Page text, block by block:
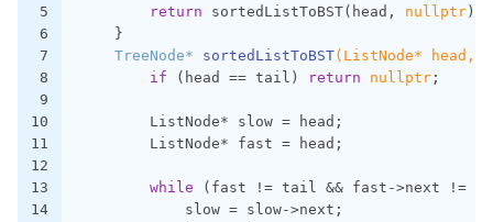
5
6
7
8
9
10
11
12
13
14
return sortedListToBST(head, nullptr );
    }
TreeNode* sortedListToBST(ListNode* head,
if (head == tail) return nullptr ;
        ListNode* slow = head;
        ListNode* fast = head;
while (fast != tail && fast->next !=
            slow = slow->next;